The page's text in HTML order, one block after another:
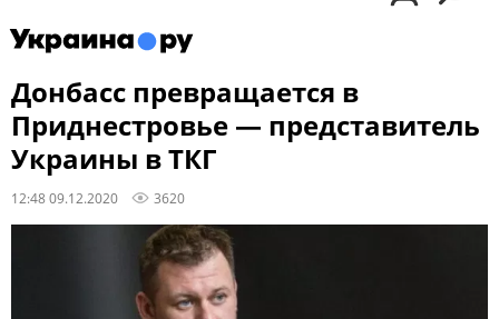
Донбасс превращается в
Приднестровье — представитель
Украины в ТКГ
12:48 09.12.2020 3620